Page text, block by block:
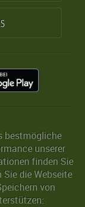
bestmögliche
unserer
finden Sie
Sie die Webseite
von